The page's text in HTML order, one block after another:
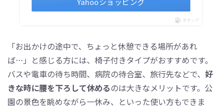
ポチップ
「お出かけの途中で、ちょっと休憩できる場所があれ
ば…」と感じる方には、椅子付きタイプがおすすめです。
バスや電車の待ち時間、病院の待合室、旅行先などで、 好
きな時に腰を下ろして休めるのは大きなメリットです。公
園の景色を眺めながら一休み、といった使い方もできま